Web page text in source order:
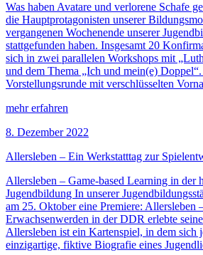
Was haben Avatare und verlorene Schafe
die Hauptprotagonisten unserer
vergangenen Wochenende unserer
stattgefunden haben. Insgesamt 20
sich in zwei parallelen Workshops mit
und dem Thema „Ich und mein(e)
Vorstellungsrunde mit verschlüsselten
mehr erfahren
8. Dezember 2022
Allersleben – Ein Werkstatttag zur
Allersleben – Game-based Learning in der
Jugendbildung In unserer
am 25. Oktober eine Premiere: Allersleben
Erwachsenwerden in der DDR erlebte
Allersleben ist ein Kartenspiel, in dem sich
einzigartige, fiktive Biografie eines